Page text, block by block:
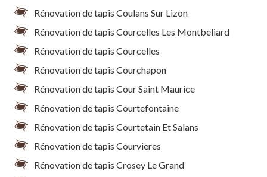
Rénovation de tapis Coulans Sur Lizon
Rénovation de tapis Courcelles Les Montbeliard
Rénovation de tapis Courcelles
Rénovation de tapis Courchapon
Rénovation de tapis Cour Saint Maurice
Rénovation de tapis Courtefontaine
Rénovation de tapis Courtetain Et Salans
Rénovation de tapis Courvieres
Rénovation de tapis Crosey Le Grand